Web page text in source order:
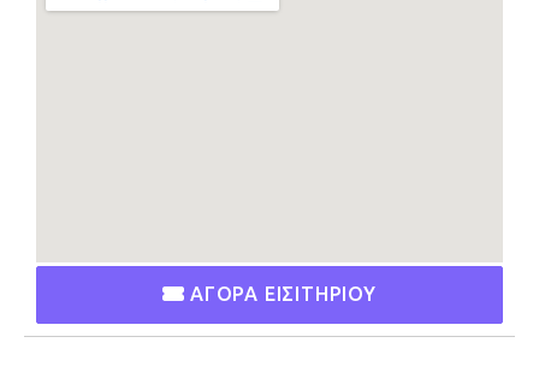
Σπίτι
ΑΓΟΡΑ ΕΙΣΙΤΗΡΙΟΥ